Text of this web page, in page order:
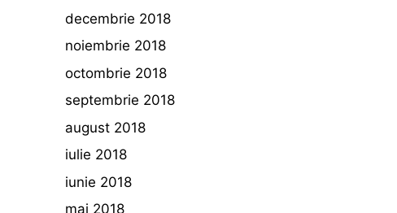
decembrie 2018
noiembrie 2018
octombrie 2018
septembrie 2018
august 2018
iulie 2018
iunie 2018
mai 2018